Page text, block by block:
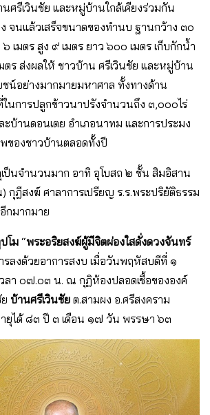
ศรีเวินชัย และหมู่บ้านใกล้เคียงร่วมกัน
จนแล้วเสร็จขนาดของทำนบ ฐานกว้าง ๓๐
เมตร สูง ๙ เมตร ยาว ๖๐๐ เมตร เก็บกักน้ำ
ตร ส่งผลให้ ชาวบ้าน ศรีเวินชัย และหมู่บ้าน
ชน์อย่างมากมายมหาศาล ทั้งทางด้าน
นการปลูกข้าวนาปรังจำนวนถึง ๓,๐๐๐ไร่
ะบ้านดอนเตย อำเภอนาทม และการประมง
ของชาวบ้านตลอดทั้งปี
ป็นจำนวนมาก อาทิ อุโบสถ ๒ ชั้น สิมอิสาน
กุฎีสงฆ์ ศาลาการเปรียญ ร.ร.พระปริยัติธรรม
กมากมาย
โม “พระอริยสงฆ์ผู้มีจิตผ่องใสดั่งดวงจันทร์
รลงด้วยอาการสงบ เมื่อวันพฤหัสบดีที่ ๑
ลา ๐๗.๐๓ น. ณ กุฏิห้องปลอดเชื้อขององค์
บ้านศรีเวินชัย ต.สามผง อ.ศรีสงคราม
ยุได้ ๘๓ ปี ๓ เดือน ๑๗ วัน พรรษา ๖๓